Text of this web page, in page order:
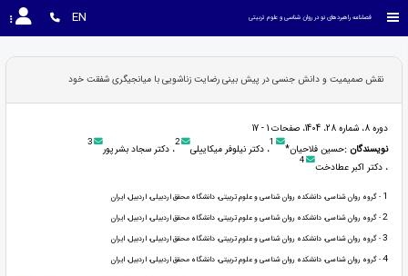
فصلنامه راهبردهای نو در روان شناسی و علوم تربیتی EN
نقش صمیمیت و دانش جنسی در پیش بینی رضایت زناشویی با میانجیگری شفقت خود
دوره 8، شماره 28، 1404، صفحات 1 - 17
نویسندگان :حسین فلاحیان* 1، دکتر نیلوفر میکاییلی 2، دکتر سجاد بشرپور 3
، دکتر اکبر عطادخت 4
1 - گروه روان شناسی، دانشکده روان شناسی و علوم تربیتی، دانشگاه محقق اردبیلی، اردبیل، ایران
2- گروه روان شناسی، دانشکده روان شناسی و علوم تربیتی، دانشگاه محقق اردبیلی، اردبیل، ایران
3- گروه روان شناسی، دانشکده روان شناسی و علوم تربیتی، دانشگاه محقق اردبیلی، اردبیل، ایران
4- گروه روان شناسی، دانشکده روان شناسی و علوم تربیتی، دانشگاه محقق اردبیلی، اردبیل، ایران